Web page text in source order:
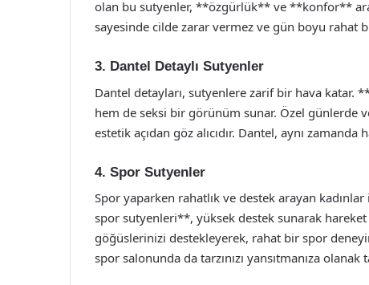
olan bu sutyenler, **özgürlük** ve **konfor**
sayesinde cilde zarar vermez ve gün boyu rahat
3. Dantel Detaylı Sutyenler
Dantel detayları, sutyenlere zarif bir hava katar.
hem de seksi bir görünüm sunar. Özel günlerde
estetik açıdan göz alıcıdır. Dantel, aynı
4. Spor Sutyenler
Spor yaparken rahatlık ve destek arayan
spor sutyenleri**, yüksek destek sunarak
göğüslerinizi destekleyerek, rahat bir spor
spor salonunda da tarzınızı yansıtmanıza olanak